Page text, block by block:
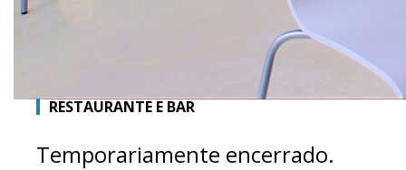
RESTAURANTE E BAR
Temporariamente encerrado.